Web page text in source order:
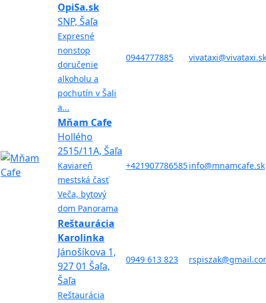
OpiSa.sk
SNP, Šaľa
Expresné
nonstop
doručenie
alkoholu a
pochutín v Šali
a...
0944777885 vivataxi@vivataxi.sk
Mňam Cafe
Hollého
2515/11A, Šaľa
Kaviareň
mestská časť
Veča, bytový
dom Panorama
+421907786585info@mnamcafe.sk
Reštaurácia
Karolinka
Jánošíkova 1,
927 01 Šaľa,
Šaľa
Reštaurácia
0949 613 823